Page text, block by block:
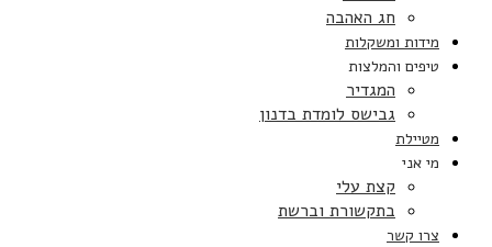
חג האהבה
מידות ומשקלות
טיפים והמלצות
המגדיר
גבישס לומדת בדנון
מטיילת
מי אני
קצת עלי
בתקשורת וברשת
צרו קשר